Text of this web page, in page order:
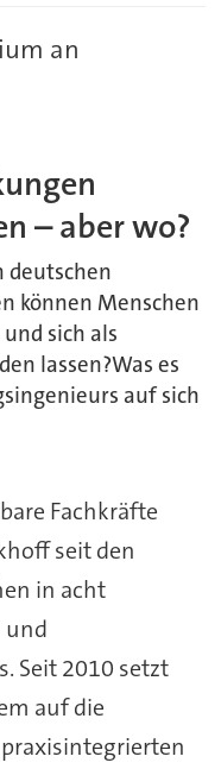
an
– aber wo?
deutschen
können Menschen
sich als
lassen?Was es
auf sich
Fachkräfte
seit den
in acht
und
Seit 2010 setzt
auf die